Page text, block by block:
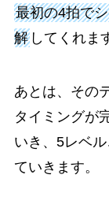
最初の4拍で
解してくれま
あとは、その
タイミングが
いき、5レベ
ていきます。